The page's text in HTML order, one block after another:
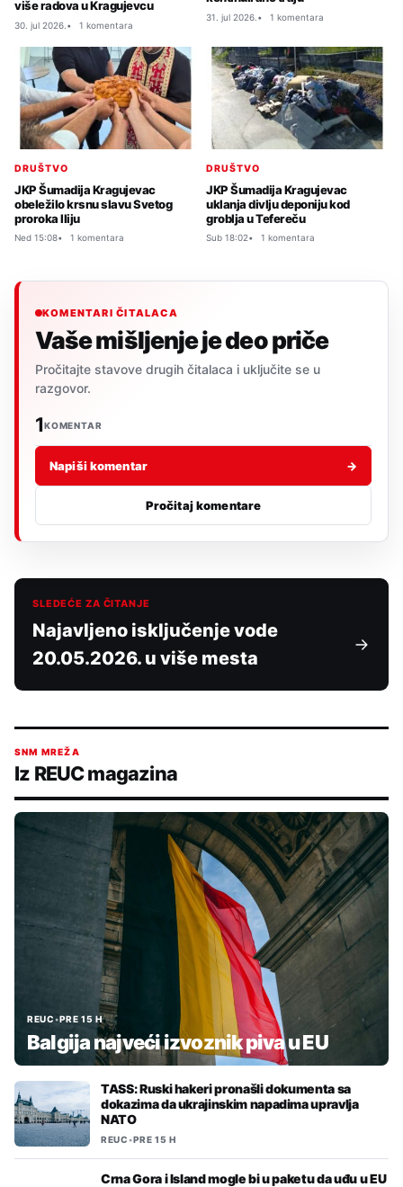
više radova u Kragujevcu
30. jul 2026. 1 komentara
31. jul 2026. 1 komentara
DRUŠTVO
JKP Šumadija Kragujevac
obeležilo krsnu slavu Svetog
proroka Iliju
Ned 15:08 1 komentara
DRUŠTVO
JKP Šumadija Kragujevac
uklanja divlju deponiju kod
groblja u Tefereču
Sub 18:02 1 komentara
KOMENTARI ČITALACA
Vaše mišljenje je deo priče
Pročitajte stavove drugih čitalaca i uključite se u
razgovor.
1KOMENTAR
Napiši komentar →
Pročitaj komentare
SLEDEĆE ZA ČITANJE
Najavljeno isključenje vode
20.05.2026. u više mesta
SNM MREŽA
Iz REUC magazina
REUC•PRE 15 H
Balgija najveći izvoznik piva u EU
TASS: Ruski hakeri pronašli dokumenta sa
dokazima da ukrajinskim napadima upravlja
NATO
REUC•PRE 15 H
Crna Gora i Island mogle bi u paketu da uđu u EU